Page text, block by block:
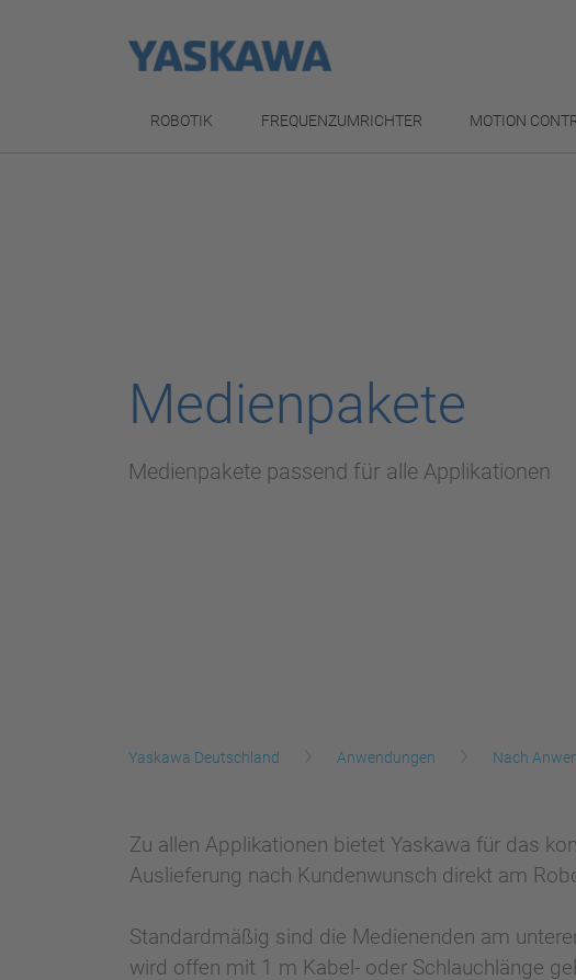
ROBOTIK FREQUENZUMRICHTER MOTION
Medienpakete
Medienpakete passend für alle Applikationen
Yaskawa Deutschland Anwendungen Nach
Zu allen Applikationen bietet Yaskawa für das
Auslieferung nach Kundenwunsch direkt am
Standardmäßig sind die Medienenden am
wird offen mit 1 m Kabel- oder Schlauchlänge